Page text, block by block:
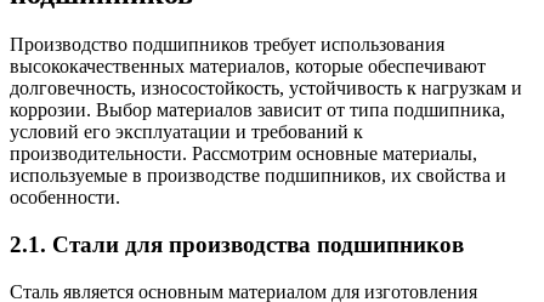
Производство подшипников требует использования
высококачественных материалов, которые обеспечивают
долговечность, износостойкость, устойчивость к нагрузкам и
коррозии. Выбор материалов зависит от типа подшипника,
условий его эксплуатации и требований к
производительности. Рассмотрим основные материалы,
используемые в производстве подшипников, их свойства и
особенности.
2.1. Стали для производства подшипников
Сталь является основным материалом для изготовления